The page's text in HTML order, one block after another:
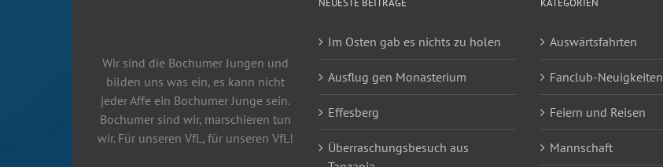
Wir sind die Bochumer Jungen und
bilden uns was ein, es kann nicht
jeder Affe ein Bochumer Junge sein.
Bochumer sind wir, marschieren tun
wir. Für unseren VfL, für unseren VfL!
Im Osten gab es nichts zu holen
Ausflug gen Monasterium
Effesberg
Überraschungsbesuch aus
Auswärtsfahrten
Fanclub-Neuigkeiten
Feiern und Reisen
Mannschaft